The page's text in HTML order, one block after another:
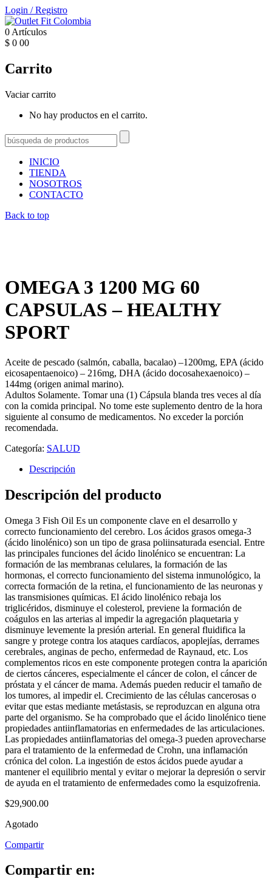
Login /Registro
0 Artículos
$ 0 00
Carrito
Vaciar carrito
No hay productos en el carrito.
INICIO
TIENDA
NOSOTROS
CONTACTO
Back to top
OMEGA 3 1200 MG 60
CAPSULAS – HEALTHY
SPORT
Aceite de pescado (salmón, caballa, bacalao) –1200mg, EPA (ácido
eicosapentaenoico) – 216mg, DHA (ácido docosahexaenoico) –
144mg (origen animal marino).
Adultos Solamente. Tomar una (1) Cápsula blanda tres veces al día
con la comida principal. No tome este suplemento dentro de la hora
siguiente al consumo de medicamentos. No exceder la porción
recomendada.
Categoría: SALUD
Descripción
Descripción del producto
Omega 3 Fish Oil Es un componente clave en el desarrollo y
correcto funcionamiento del cerebro. Los ácidos grasos omega-3
(ácido linolénico) son un tipo de grasa poliinsaturada esencial. Entre
las principales funciones del ácido linolénico se encuentran: La
formación de las membranas celulares, la formación de las
hormonas, el correcto funcionamiento del sistema inmunológico, la
correcta formación de la retina, el funcionamiento de las neuronas y
las transmisiones químicas. El ácido linolénico rebaja los
triglicéridos, disminuye el colesterol, previene la formación de
coágulos en las arterias al impedir la agregación plaquetaria y
disminuye levemente la presión arterial. En general fluidifica la
sangre y protege contra los ataques cardíacos, apoplejías, derrames
cerebrales, anginas de pecho, enfermedad de Raynaud, etc. Los
complementos ricos en este componente protegen contra la aparición
de ciertos cánceres, especialmente el cáncer de colon, el cáncer de
próstata y el cáncer de mama. Además pueden reducir el tamaño de
los tumores, al impedir el. Crecimiento de las células cancerosas o
evitar que estas mediante metástasis, se reproduzcan en alguna otra
parte del organismo. Se ha comprobado que el ácido linolénico tiene
propiedades antiinflamatorias en enfermedades de las articulaciones.
Las propiedades antiinflamatorias del omega-3 pueden aprovecharse
para el tratamiento de la enfermedad de Crohn, una inflamación
crónica del colon. La ingestión de estos ácidos puede ayudar a
mantener el equilibrio mental y evitar o mejorar la depresión o servir
de ayuda en el tratamiento de enfermedades como la esquizofrenia.
$29,900.00
Agotado
Compartir
Compartir en: